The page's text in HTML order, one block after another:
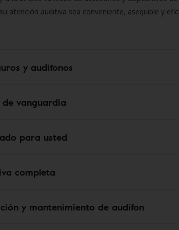
atención auditiva sea conveniente, asequible y
y audífonos
vanguardia
para usted
completa
y mantenimiento de audífon